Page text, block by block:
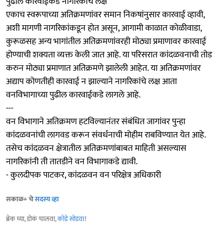
एकाच स्वरूपाच्या अतिक्रमणांवर समान निकषांनुसार कारवाई व्हावी,
अशी मागणी नागरिकांकडून होत असून, आगामी काळात कोळीवाडा,
कुरूळसह अन्य भागांतील अतिक्रमणांवरही मोठ्या प्रमाणावर कारवाई
होण्याची शक्यता व्यक्त केली जात आहे. या परिसरात कांदळवनाची तोड
करुन मोठ्या प्रमाणात अतिक्रमणे झालेली आहेत. या अतिक्रमणांवर
अद्याप कोणतीही कारवाई न झाल्याने नागरिकांचे लक्ष आता
वनविभागाच्या पुढील कारवाईकडे लागले आहे.
---
वन विभागाने अतिक्रमण हटविल्यानंतर संबंधित जागांवर पुन्हा
कांदळवनांची लागवड करून संवर्धनाची मोहीम राबविण्यात येत आहे.
तसेच कांदळवन क्षेत्रातील अतिक्रमणांबाबत माहिती असल्यास
नागरिकांनी ती तातडीने वन विभागाकडे द्यावी.
- कुलदीपक पाटकर, कांदळवन वन परिक्षेत्र अधिकारी
सकाळ+ चेसदस्य व्हा
ब्रेक घ्या, डोकं चालवा,कोडे सोडवा!